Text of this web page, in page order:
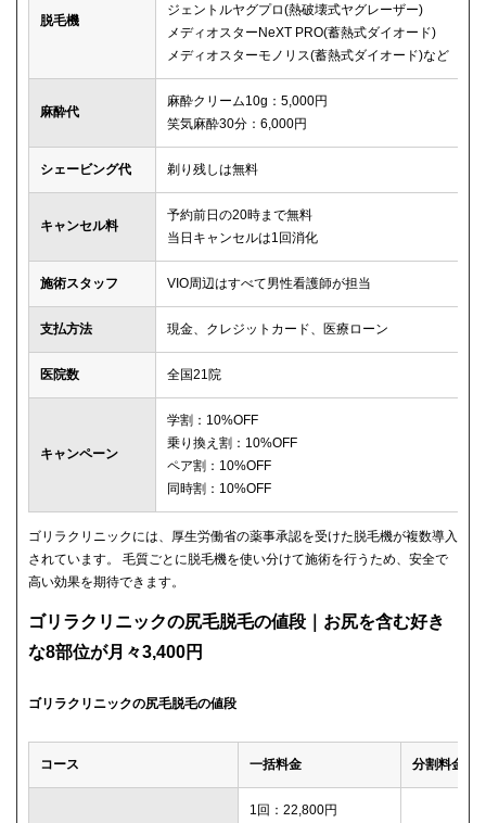
脱毛機
ジェントルヤグプロ(熱破壊式ヤグレーザー)
メディオスターNeXT PRO(蓄熱式ダイオード)
メディオスターモノリス(蓄熱式ダイオード)など
麻酔代
麻酔クリーム10g：5,000円
笑気麻酔30分：6,000円
シェービング代 剃り残しは無料
キャンセル料
予約前日の20時まで無料
当日キャンセルは1回消化
施術スタッフ VIO周辺はすべて男性看護師が担当
支払方法 現金、クレジットカード、医療ローン
医院数 全国21院
キャンペーン
学割：10%OFF
乗り換え割：10%OFF
ペア割：10%OFF
同時割：10%OFF
ゴリラクリニックには、厚生労働省の薬事承認を受けた脱毛機が複数導入
されています。 毛質ごとに脱毛機を使い分けて施術を行うため、安全で
高い効果を期待できます。
ゴリラクリニックの尻毛脱毛の値段｜お尻を含む好き
な8部位が月々3,400円
ゴリラクリニックの尻毛脱毛の値段
コース 一括料金 分割料金
1回：22,800円